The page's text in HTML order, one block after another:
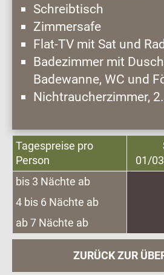
Schreibtisch
Zimmersafe
Flat-TV mit Sat und
Badezimmer mit
Badewanne, WC und
Nichtraucherzimmer,
Tagespreise pro
Person
01/
bis 3 Nächte ab
4 bis 6 Nächte ab
ab 7 Nächte ab
ZURÜCK ZUR